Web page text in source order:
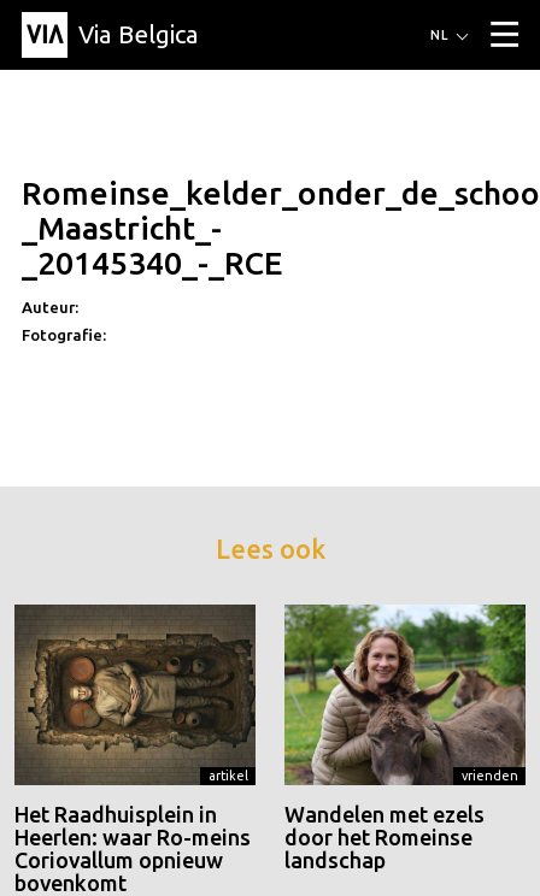
Via Belgica ▼
Artikel
Educatie
Recept
Vrienden
Over Via Belgica ▼
Over Via Belgica
Onderzoek
Educatie
Vrienden
De gids
Organisatie
NL
_Maastricht_-
_20145340_-_RCE
Auteur:
Fotografie:
Lees ook
artikel
Het Raadhuisplein in
Heerlen: waar Ro-meins
Coriovallum opnieuw
bovenkomt
vrienden
Wandelen met ezels
door het Romeinse
landschap